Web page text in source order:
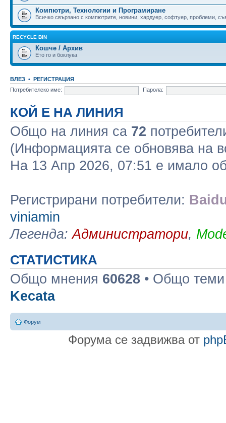
Компютри, Технологии и Програмиране
Всичко свързано с компютрите, новини, хардуер, софтуер, проблеми,
RECYCLE BIN
Кошче / Архив
Ето го и боклука
ВЛЕЗ • РЕГИСТРАЦИЯ
Потребителско име:
Парола:
КОЙ Е НА ЛИНИЯ
Общо на линия са 72
(Информацията се обновява на
На 13 Апр 2026, 07:51 е имало
Регистрирани потребители:
viniamin
Легенда:Администратори,
СТАТИСТИКА
Общо мнения 60628 • Общо
Kecata
Форум
Форума се задвижва от